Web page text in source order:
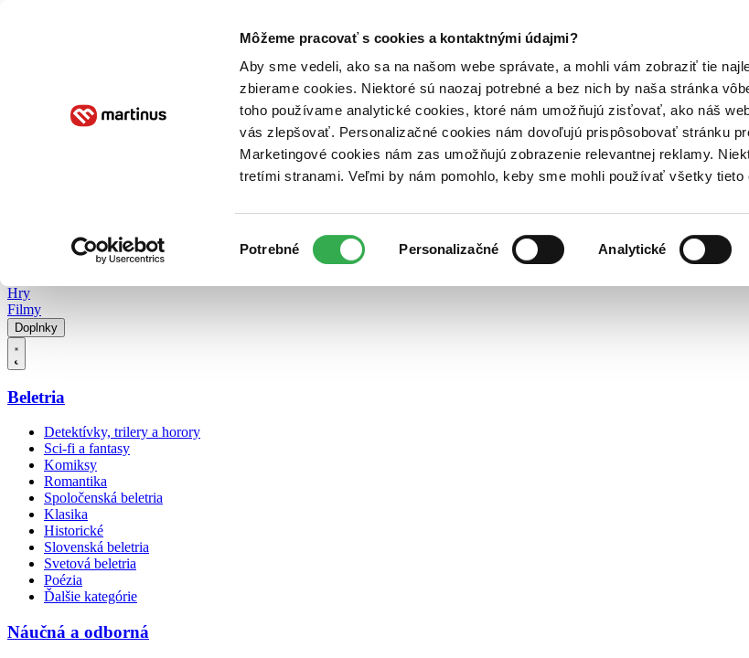
Môžeme pracovať s cookies a kontaktnými údajmi?
Aby sme vedeli, ako sa na našom webe správate, a mohli vám zobraziť tie
zbierame cookies. Niektoré sú naozaj potrebné a bez nich by naša stránka
toho používame analytické cookies, ktoré nám umožňujú zisťovať, ako náš
vás zlepšovať. Personalizačné cookies nám dovoľujú prispôsobovať stránku
Marketingové cookies nám zas umožňujú zobrazenie relevantnej reklamy.
tretími stranami. Veľmi by nám pomohlo, keby sme mohli používať všetky tieto
súhlasu
Potrebné Personalizačné Analytické
Poukážky Kontakt
Hry
Filmy
Doplnky
Beletria
Detektívky, trilery a horory
Sci-fi a fantasy
Komiksy
Romantika
Spoločenská beletria
Klasika
Historické
Slovenská beletria
Svetová beletria
Poézia
Ďalšie kategórie
Náučná a odborná